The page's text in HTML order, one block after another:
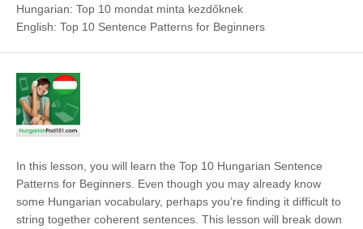
Hungarian: Top 10 mondat minta kezdőknek
English: Top 10 Sentence Patterns for Beginners
In this lesson, you will learn the Top 10 Hungarian Sentence
Patterns for Beginners. Even though you may already know
some Hungarian vocabulary, perhaps you’re finding it difficult to
string together coherent sentences. This lesson will break down